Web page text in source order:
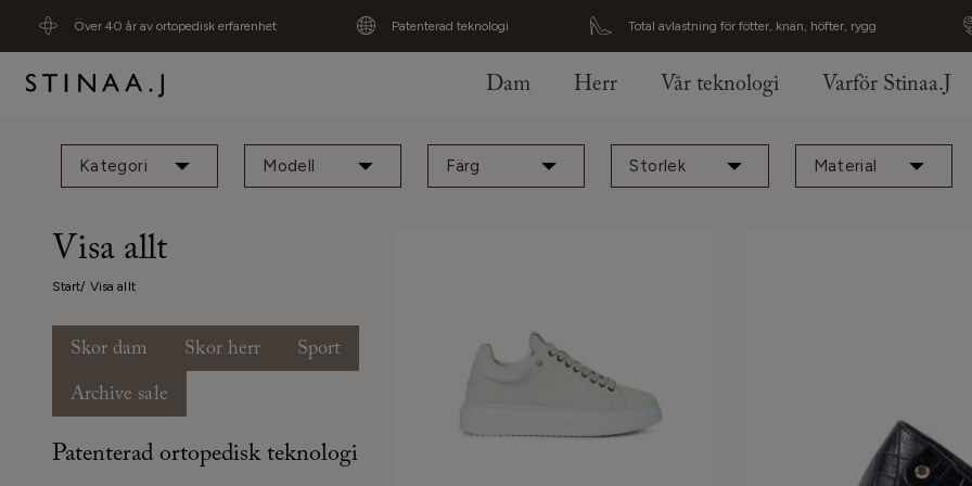
Över 40 år av ortopedisk erfarenhet Patenterad teknologi Total avlastning för fötter, knän, höfter, rygg
Dam Herr Vår teknologi Varför Stinaa.J
Kategori Modell Färg Storlek Material
Visa allt
Start Visa allt
Skor dam Skor herr
Sport
Archive sale
Patenterad ortopedisk teknologi